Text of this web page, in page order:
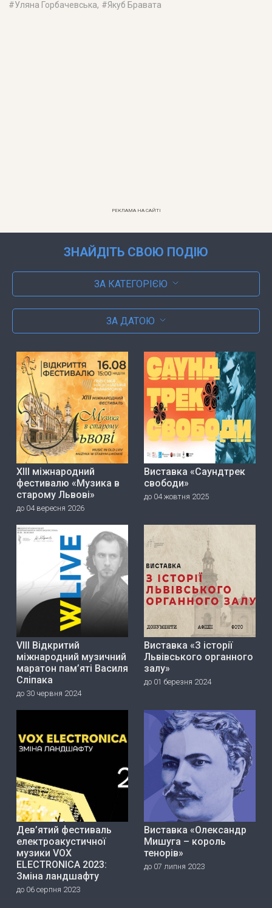
#Уляна Горбачевська, #Якуб Бравата
РЕКЛАМА НА САЙТІ
ЗНАЙДІТЬ СВОЮ ПОДІЮ
ЗА КАТЕГОРІЄЮ
ЗА ДАТОЮ
ХІІІ міжнародний
фестивалю «Музика в
старому Львові»
до 04 вересня 2026
Виставка «Саундтрек
свободи»
до 04 жовтня 2025
VIII Відкритий
міжнародний музичний
маратон пам’яті Василя
Сліпака
до 30 червня 2024
Виставка «З історії
Львівського органного
залу»
до 01 березня 2024
Дев’ятий фестиваль
електроакустичної
музики VOX
ELECTRONICA 2023:
Зміна ландшафту
до 06 серпня 2023
Виставка «Олександр
Мишуга – король
тенорів»
до 07 липня 2023